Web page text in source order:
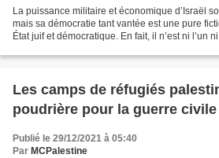
La puissance militaire et économique d’Israël
mais sa démocratie tant vantée est une pure
État juif et démocratique. En fait, il n’est ni l’un
Les camps de réfugiés
poudrière pour la guerre civile
Publié le 29/12/2021 à 05:40
Par MCPalestine